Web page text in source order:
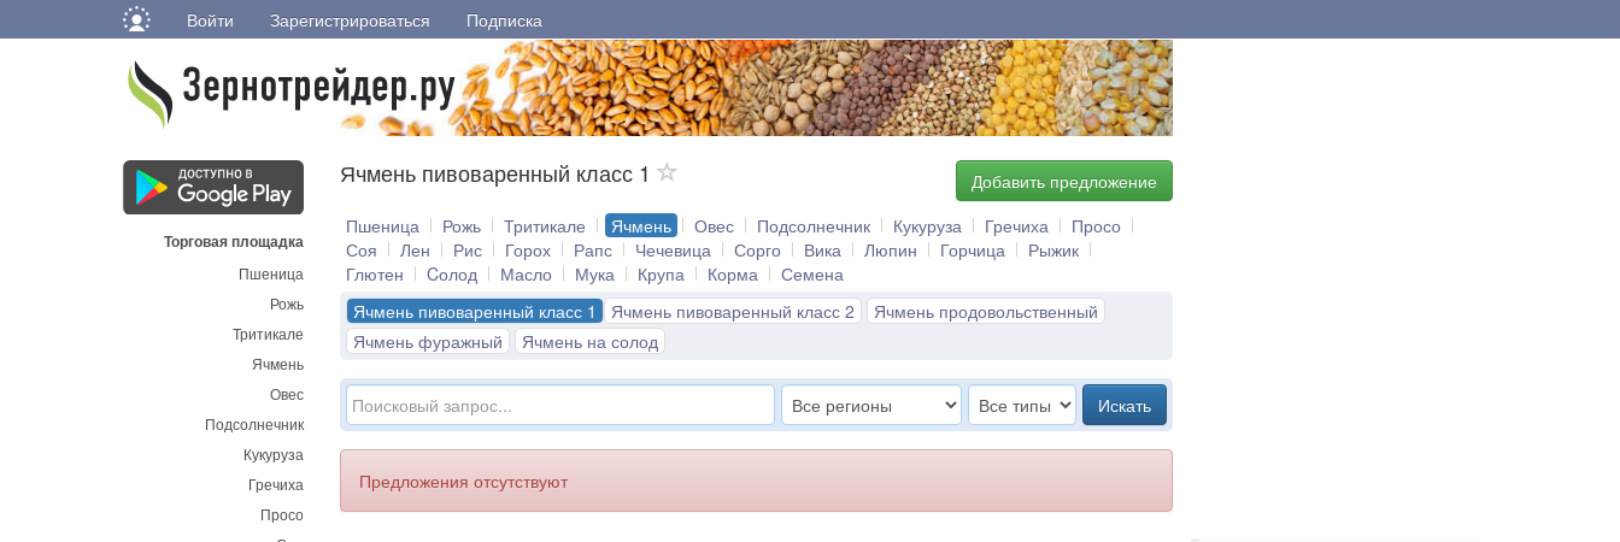
Войти Зарегистрироваться Подписка
Торговая площадка
Пшеница
Рожь
Тритикале
Ячмень
Овес
Подсолнечник
Кукуруза
Гречиха
Просо
Ячмень пивоваренный класс 1
Добавить предложение
Пшеница
Рожь Тритикале Ячмень Овес Подсолнечник Кукуруза Гречиха
Просо
Соя
Лен Рис Горох Рапс Чечевица Сорго Вика Люпин Горчица
Рыжик
Глютен
Cолод Масло Мука Крупа Корма
Семена
Ячмень пивоваренный класс 1
Ячмень пивоваренный класс 2
Ячмень продовольственный
Ячмень фуражный
Ячмень на солод
Искать
Предложения отсутствуют